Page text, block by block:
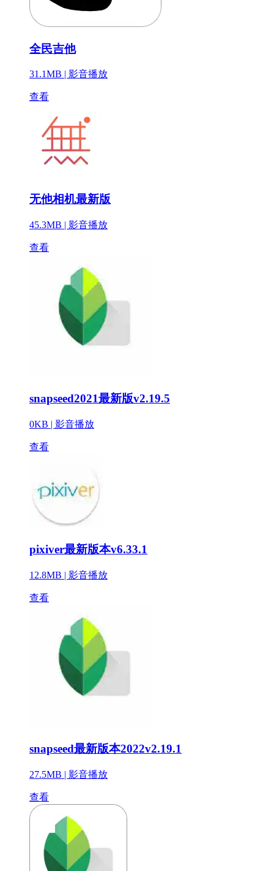
全民吉他
31.1MB | 影音播放
查看
无他相机最新版
45.3MB | 影音播放
查看
snapseed2021最新版v2.19.5
0KB | 影音播放
查看
pixiver最新版本v6.33.1
12.8MB | 影音播放
查看
snapseed最新版本2022v2.19.1
27.5MB | 影音播放
查看